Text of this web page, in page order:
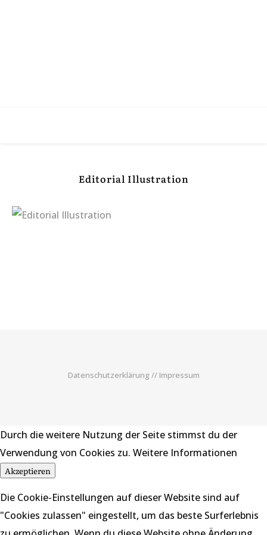
Editorial Illustration
Datenschutzerklärung // Impressum
Durch die weitere Nutzung der Seite stimmst du der
Verwendung von Cookies zu. Weitere Informationen
Akzeptieren
Die Cookie-Einstellungen auf dieser Website sind auf
"Cookies zulassen" eingestellt, um das beste Surferlebnis